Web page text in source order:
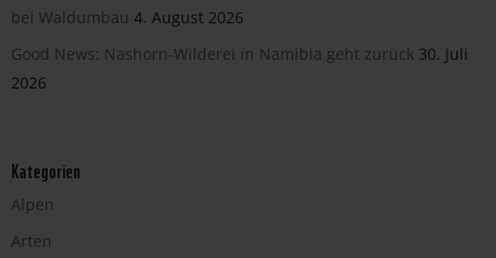
bei Waldumbau 4. August 2026
Good News: Nashorn-Wilderei in Namibia geht zurück 30. Juli
2026
Kategorien
Alpen
Arten